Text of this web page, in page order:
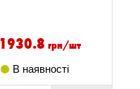
1930.8 грн/шт
В наявності